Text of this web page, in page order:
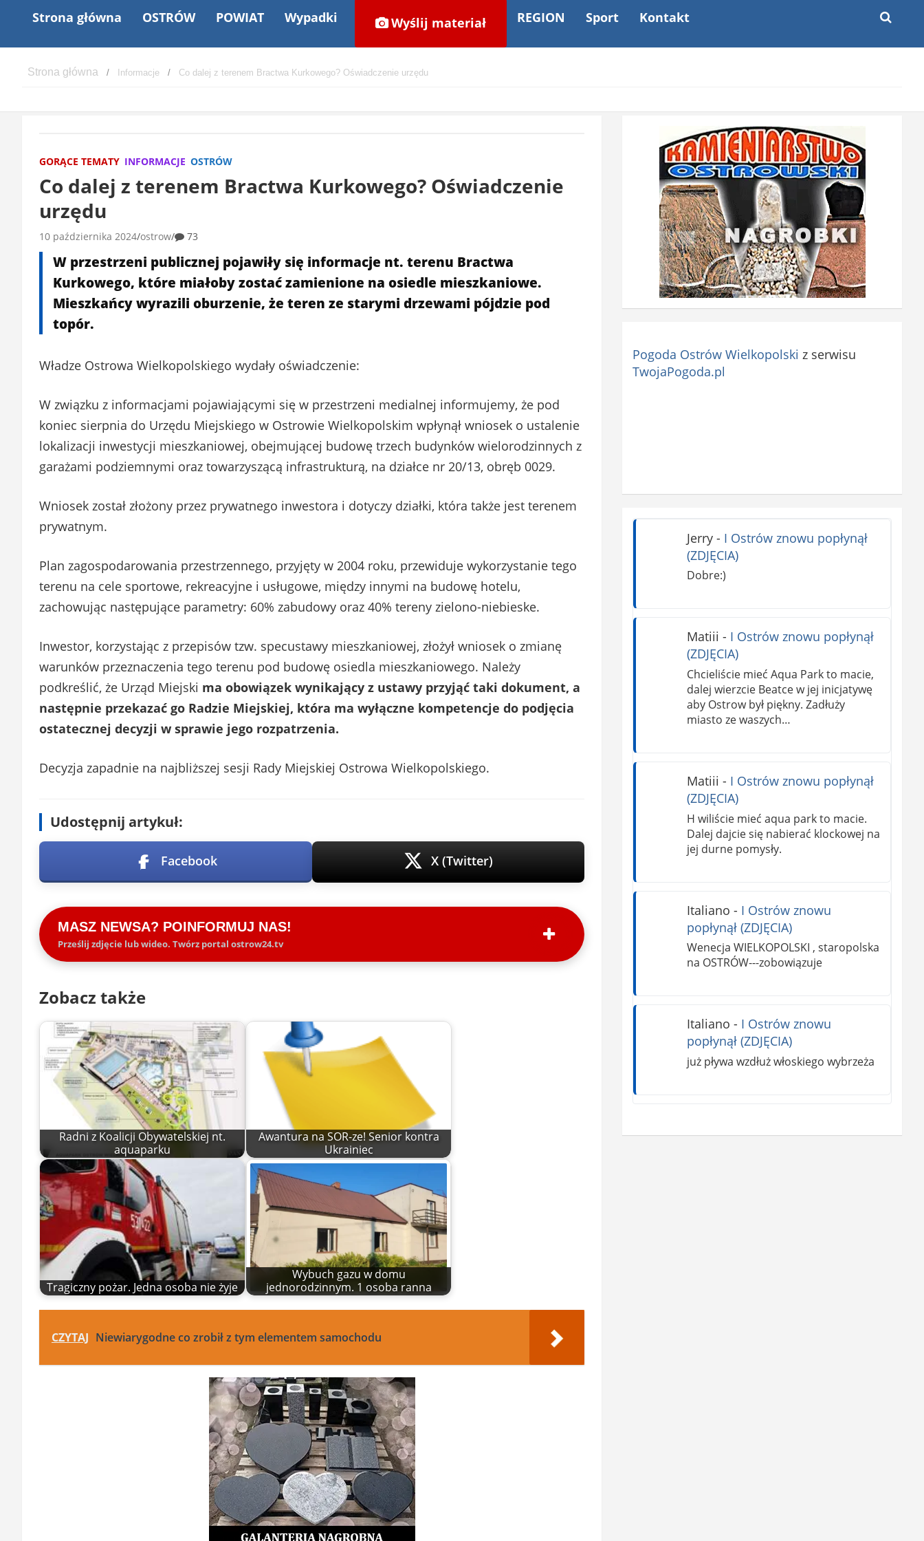
Strona główna OSTRÓW POWIAT Wypadki Wyślij materiał REGION Sport Kontakt
Informacje Co dalej z terenem Bractwa Kurkowego? Oświadczenie urzędu
GORĄCE TEMATY INFORMACJE OSTRÓW
Co dalej z terenem Bractwa Kurkowego? Oświadczenie
urzędu
10 października 2024 ostrow 73
W przestrzeni publicznej pojawiły się informacje nt. terenu Bractwa
Kurkowego, które miałoby zostać zamienione na osiedle mieszkaniowe.
Mieszkańcy wyrazili oburzenie, że teren ze starymi drzewami pójdzie pod
topór.
Władze Ostrowa Wielkopolskiego wydały oświadczenie:
W związku z informacjami pojawiającymi się w przestrzeni medialnej informujemy, że pod
koniec sierpnia do Urzędu Miejskiego w Ostrowie Wielkopolskim wpłynął wniosek o ustalenie
lokalizacji inwestycji mieszkaniowej, obejmującej budowę trzech budynków wielorodzinnych z
garażami podziemnymi oraz towarzyszącą infrastrukturą, na działce nr 20/13, obręb 0029.
Wniosek został złożony przez prywatnego inwestora i dotyczy działki, która także jest terenem
prywatnym.
Plan zagospodarowania przestrzennego, przyjęty w 2004 roku, przewiduje wykorzystanie tego
terenu na cele sportowe, rekreacyjne i usługowe, między innymi na budowę hotelu,
zachowując następujące parametry: 60% zabudowy oraz 40% tereny zielono-niebieske.
Inwestor, korzystając z przepisów tzw. specustawy mieszkaniowej, złożył wniosek o zmianę
warunków przeznaczenia tego terenu pod budowę osiedla mieszkaniowego. Należy
podkreślić, że Urząd Miejski ma obowiązek wynikający z ustawy przyjąć taki dokument, a
następnie przekazać go Radzie Miejskiej, która ma wyłączne kompetencje do podjęcia
ostatecznej decyzji w sprawie jego rozpatrzenia.
Decyzja zapadnie na najbliższej sesji Rady Miejskiej Ostrowa Wielkopolskiego.
Udostępnij artykuł:
Facebook X (Twitter)
MASZ NEWSA? POINFORMUJ NAS!
Prześlij zdjęcie lub wideo. Twórz portal ostrow24.tv
Zobacz także
Radni z Koalicji Obywatelskiej nt.
aquaparku
Awantura na SOR-ze! Senior kontra
Ukrainiec
Tragiczny pożar. Jedna osoba nie żyje
Wybuch gazu w domu
jednorodzinnym. 1 osoba ranna
CZYTAJ Niewiarygodne co zrobił z tym elementem samochodu
Pogoda Ostrów Wielkopolski z serwisu
TwojaPogoda.pl
Jerry- I Ostrów znowu popłynął
(ZDJĘCIA)
Dobre:)
Matiii - I Ostrów znowu popłynął
(ZDJĘCIA)
Chcieliście mieć Aqua Park to macie,
dalej wierzcie Beatce w jej inicjatywę
aby Ostrow był piękny. Zadłuży
miasto ze waszych…
Matiii - I Ostrów znowu popłynął
(ZDJĘCIA)
H wiliście mieć aqua park to macie.
Dalej dajcie się nabierać klockowej na
jej durne pomysły.
Italiano - I Ostrów znowu
popłynął (ZDJĘCIA)
Wenecja WIELKOPOLSKI , staropolska
na OSTRÓW---zobowiązuje
Italiano - I Ostrów znowu
popłynął (ZDJĘCIA)
już pływa wzdłuż włoskiego wybrzeża